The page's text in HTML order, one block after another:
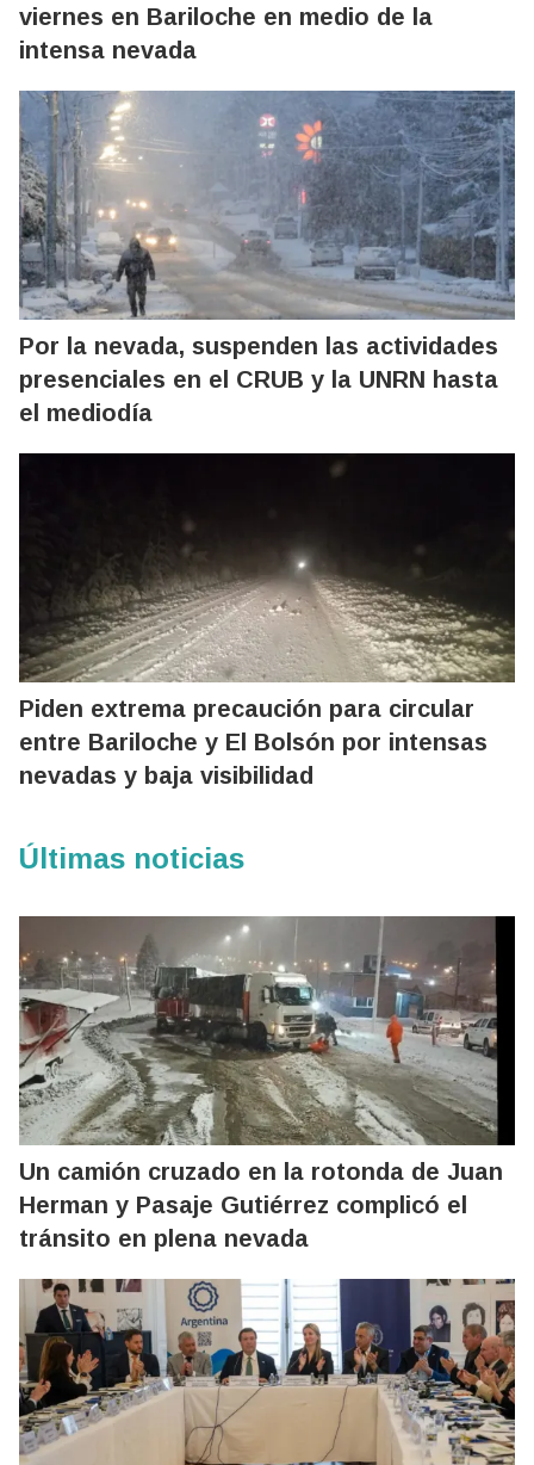
viernes en Bariloche en medio de la
intensa nevada
Por la nevada, suspenden las actividades
presenciales en el CRUB y la UNRN hasta
el mediodía
Piden extrema precaución para circular
entre Bariloche y El Bolsón por intensas
nevadas y baja visibilidad
Últimas noticias
Un camión cruzado en la rotonda de Juan
Herman y Pasaje Gutiérrez complicó el
tránsito en plena nevada